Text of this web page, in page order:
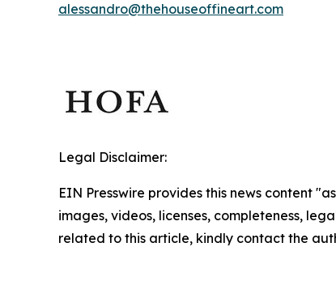
alessandro@thehouseoffineart.com
Legal Disclaimer:
EIN Presswire provides this news content
images, videos, licenses, completeness,
related to this article, kindly contact the